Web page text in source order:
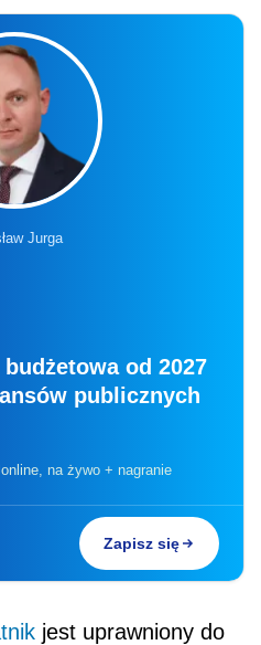
Jurga
od 2027
publicznych
online, na żywo + nagranie
Zapisz się
jest uprawniony do